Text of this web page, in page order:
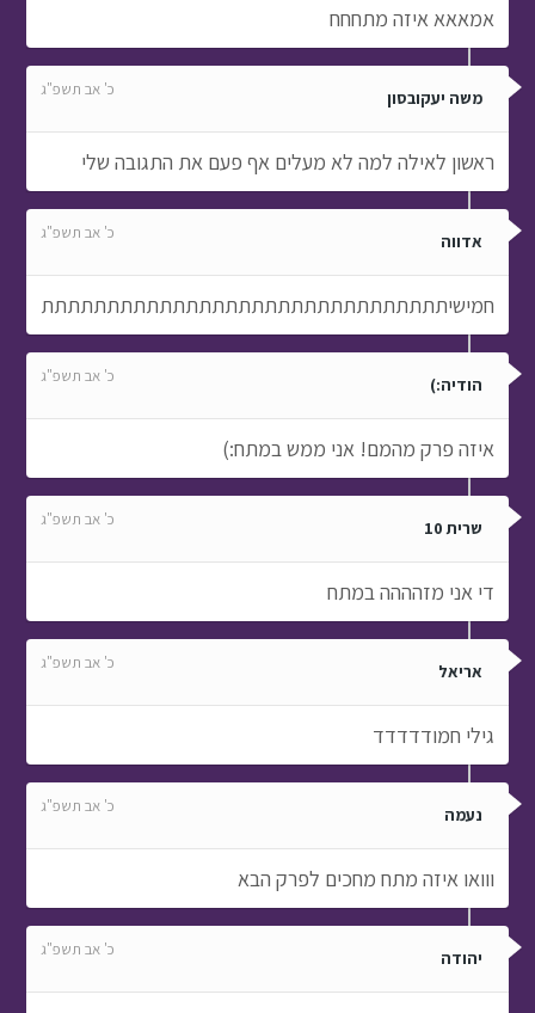
אמאאא איזה מתחחח
משה יעקובסון כ' אב תשפ"ג
ראשון לאילה למה לא מעלים אף פעם את התגובה שלי
אדווה כ' אב תשפ"ג
חמישיתתתתתתתתתתתתתתתתתתתתתתתתתתתתתתת
הודיה:) כ' אב תשפ"ג
איזה פרק מהמם! אני ממש במתח:)
שרית 10 כ' אב תשפ"ג
די אני מזהההה במתח
אריאל כ' אב תשפ"ג
גילי חמודדדדד
נעמה כ' אב תשפ"ג
ווואו איזה מתח מחכים לפרק הבא
יהודה כ' אב תשפ"ג